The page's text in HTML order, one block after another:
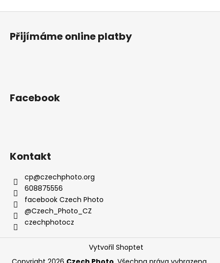
Z
Přijímáme online platby
Facebook
Kontakt
cp@czechphoto.org
608875556
facebook Czech Photo
@Czech_Photo_CZ
czechphotocz
Vytvořil Shoptet